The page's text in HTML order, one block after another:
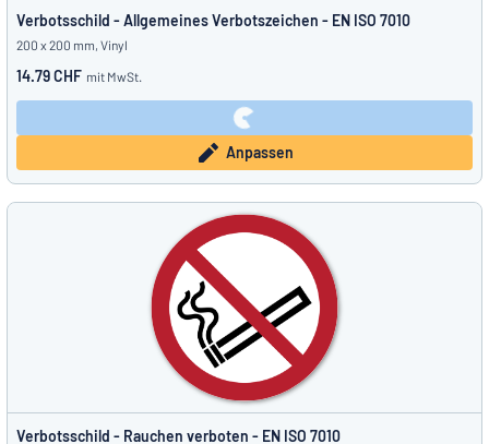
Deutsch
Verbotsschild - Allgemeines Verbotszeichen - EN ISO 7010
200 x 200 mm, Vinyl
14.79 CHF mit MwSt.
Anpassen
Verbotsschild - Rauchen verboten - EN ISO 7010